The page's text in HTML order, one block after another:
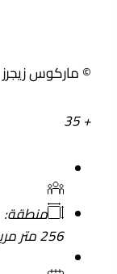
© ماركوس زيجرز
+ 35
منطقة:
256 متر مربع